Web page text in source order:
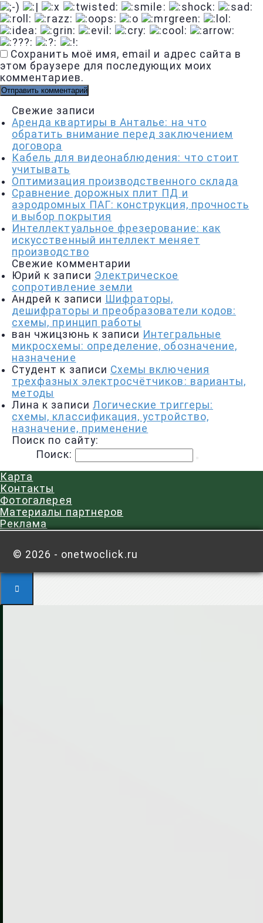
Сохранить моё имя, email и адрес сайта в
этом браузере для последующих моих
комментариев.
Свежие записи
Аренда квартиры в Анталье: на что
обратить внимание перед заключением
договора
Кабель для видеонаблюдения: что стоит
учитывать
Оптимизация производственного склада
Сравнение дорожных плит ПД и
аэродромных ПАГ: конструкция, прочность
и выбор покрытия
Интеллектуальное фрезерование: как
искусственный интеллект меняет
производство
Свежие комментарии
Юрий к записи Электрическое
сопротивление земли
Андрей к записи Шифраторы,
дешифраторы и преобразователи кодов:
схемы, принцип работы
ван чжицзюнь к записи Интегральные
микросхемы: определение, обозначение,
назначение
Студент к записи Схемы включения
трехфазных электросчётчиков: варианты,
методы
Лина к записи Логические триггеры:
схемы, классификация, устройство,
назначение, применение
Поиск по сайту:
Поиск:
Карта
Контакты
Фотогалерея
Материалы партнеров
Реклама
© 2026 - onetwoclick.ru